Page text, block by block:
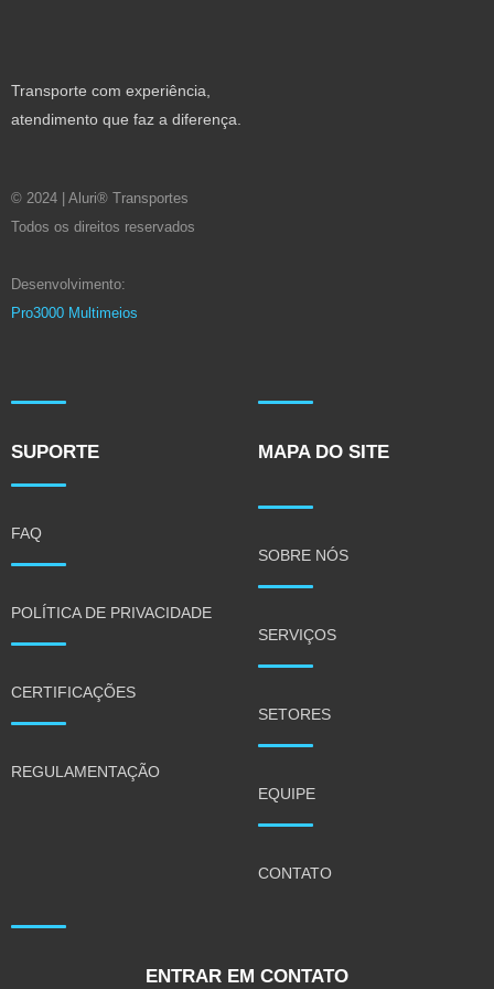
Transporte com experiência,
atendimento que faz a diferença.
© 2024 | Aluri® Transportes
Todos os direitos reservados
Desenvolvimento:
Pro3000 Multimeios
SUPORTE
FAQ
POLÍTICA DE PRIVACIDADE
CERTIFICAÇÕES
REGULAMENTAÇÃO
MAPA DO SITE
SOBRE NÓS
SERVIÇOS
SETORES
EQUIPE
CONTATO
ENTRAR EM CONTATO